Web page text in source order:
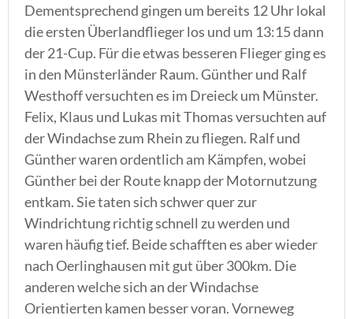
Dementsprechend gingen um bereits 12 Uhr lokal
die ersten Überlandflieger los und um 13:15 dann
der 21-Cup. Für die etwas besseren Flieger ging es
in den Münsterländer Raum. Günther und Ralf
Westhoff versuchten es im Dreieck um Münster.
Felix, Klaus und Lukas mit Thomas versuchten auf
der Windachse zum Rhein zu fliegen. Ralf und
Günther waren ordentlich am Kämpfen, wobei
Günther bei der Route knapp der Motornutzung
entkam. Sie taten sich schwer quer zur
Windrichtung richtig schnell zu werden und
waren häufig tief. Beide schafften es aber wieder
nach Oerlinghausen mit gut über 300km. Die
anderen welche sich an der Windachse
Orientierten kamen besser voran. Vorneweg